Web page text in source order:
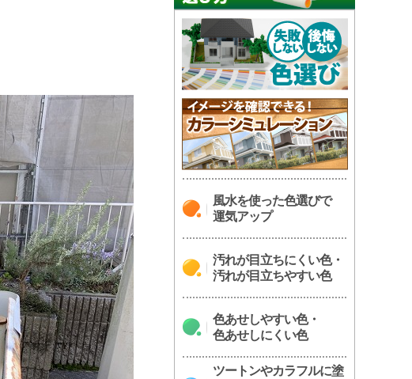
風水を使った色選びで
運気アップ
汚れが目立ちにくい色・
汚れが目立ちやすい色
色あせしやすい色・
色あせしにくい色
ツートンやカラフルに塗